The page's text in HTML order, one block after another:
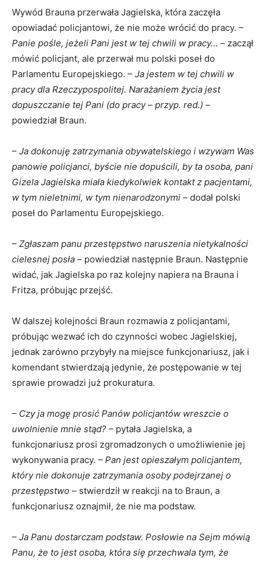
Wywód Brauna przerwała Jagielska, która zaczęła
opowiadać policjantowi, że nie może wrócić do pracy. –
Panie pośle, jeżeli Pani jest w tej chwili w pracy… – zaczął
mówić policjant, ale przerwał mu polski poseł do
Parlamentu Europejskiego. – Ja jestem w tej chwili w
pracy dla Rzeczypospolitej. Narażaniem życia jest
dopuszczanie tej Pani (do pracy – przyp. red.) –
powiedział Braun.
– Ja dokonuję zatrzymania obywatelskiego i wzywam Was
panowie policjanci, byście nie dopuścili, by ta osoba, pani
Gizela Jagielska miała kiedykolwiek kontakt z pacjentami,
w tym nieletnimi, w tym nienarodzonymi – dodał polski
poseł do Parlamentu Europejskiego.
– Zgłaszam panu przestępstwo naruszenia nietykalności
cielesnej posła – powiedział następnie Braun. Następnie
widać, jak Jagielska po raz kolejny napiera na Brauna i
Fritza, próbując przejść.
W dalszej kolejności Braun rozmawia z policjantami,
próbując wezwać ich do czynności wobec Jagielskiej,
jednak zarówno przybyły na miejsce funkcjonariusz, jak i
komendant stwierdzają jedynie, że postępowanie w tej
sprawie prowadzi już prokuratura.
– Czy ja mogę prosić Panów policjantów wreszcie o
uwolnienie mnie stąd? – pytała Jagielska, a
funkcjonariusz prosi zgromadzonych o umożliwienie jej
wykonywania pracy. – Pan jest opieszałym policjantem,
który nie dokonuje zatrzymania osoby podejrzanej o
przestępstwo – stwierdził w reakcji na to Braun, a
funkcjonariusz oznajmił, że nie ma podstaw.
– Ja Panu dostarczam podstaw. Posłowie na Sejm mówią
Panu, że to jest osoba, która się przechwala tym, że